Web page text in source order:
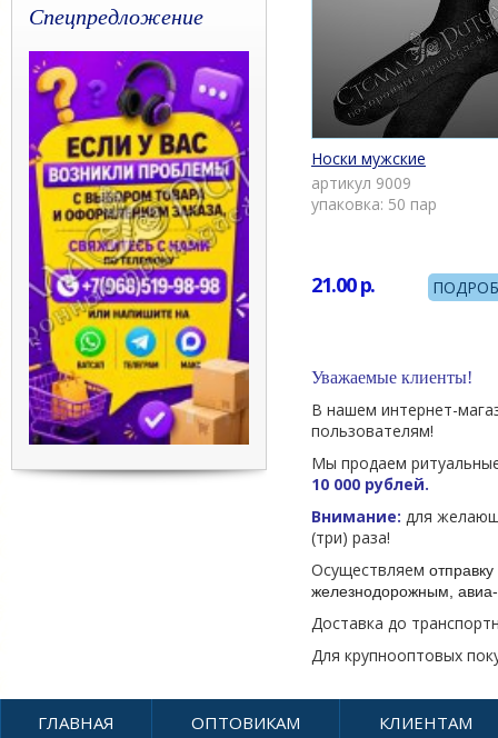
Спецпредложение
Носки мужские
артикул 9009
упаковка: 50 пар
21.00р.
Уважаемые клиенты!
В нашем интернет-
пользователям!
Мы продаем
10 000 рублей.
Внимание: для
(три) раза!
Осуществляем
железнодорожным,
Доставка до
Для крупнооптовых
ГЛАВНАЯ ОПТОВИКАМ КЛИЕНТАМ